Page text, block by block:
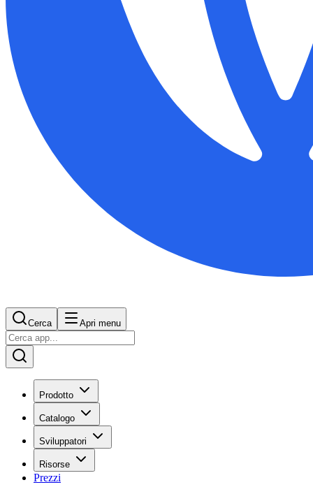
Cerca Apri menu
Prodotto
Catalogo
Sviluppatori
Risorse
Prezzi